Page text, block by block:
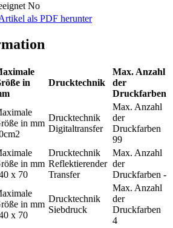
No
als PDF herunter
in
Drucktechnik
Max. Anzahl
der
Druckfarben
in mm
Drucktechnik
Digitaltransfer
Max. Anzahl
der
Druckfarben
99
in mm
x 70
Drucktechnik
Reflektierender
Transfer
Max. Anzahl
der
Druckfarben -
in mm
x 70
Drucktechnik
Siebdruck
Max. Anzahl
der
Druckfarben
4